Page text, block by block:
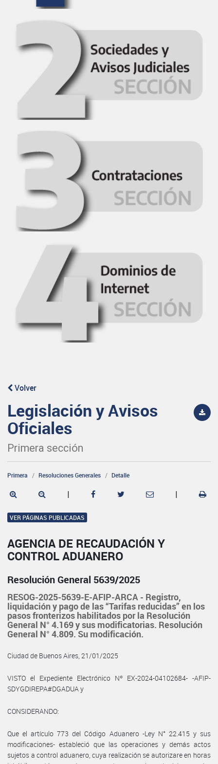
Volver
Legislación y Avisos
Oficiales
Primera sección
Primera Resoluciones Generales Detalle
| |
VER PÁGINAS PUBLICADAS
AGENCIA DE RECAUDACIÓN Y
CONTROL ADUANERO
Resolución General 5639/2025
RESOG-2025-5639-E-AFIP-ARCA - Registro,
liquidación y pago de las “Tarifas reducidas” en los
pasos fronterizos habilitados por la Resolución
General N° 4.169 y sus modificatorias. Resolución
General N° 4.809. Su modificación.
Ciudad de Buenos Aires, 21/01/2025
VISTO el Expediente Electrónico Nº EX-2024-04102684- -AFIP-
SDYGDIREPA#DGADUA y
CONSIDERANDO:
Que el artículo 773 del Código Aduanero -Ley N° 22.415 y sus
modificaciones- estableció que las operaciones y demás actos
sujetos a control aduanero, cuya realización se autorizare en horas